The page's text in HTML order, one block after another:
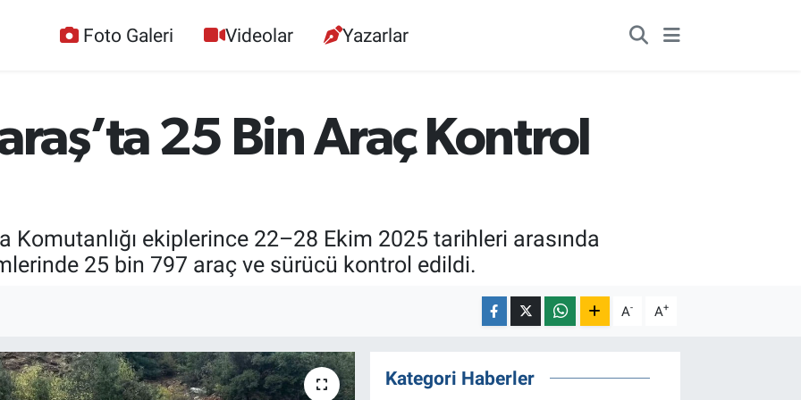
Foto Galeri Videolar Yazarlar
25 Bin Araç Kontrol
ekiplerince 22–28 Ekim 2025 tarihleri arasında
25 bin 797 araç ve sürücü kontrol edildi.
A- A+
Kategori Haberler